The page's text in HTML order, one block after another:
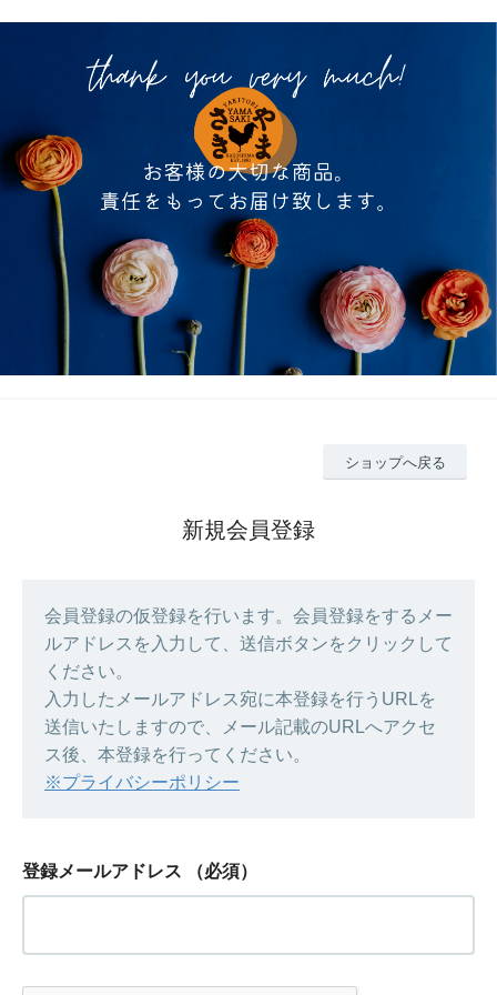
ショップへ戻る
新規会員登録
会員登録の仮登録を行います。会員登録をするメー
ルアドレスを入力して、送信ボタンをクリックして
ください。
入力したメールアドレス宛に本登録を行うURLを
送信いたしますので、メール記載のURLへアクセ
ス後、本登録を行ってください。
※プライバシーポリシー
登録メールアドレス （必須）